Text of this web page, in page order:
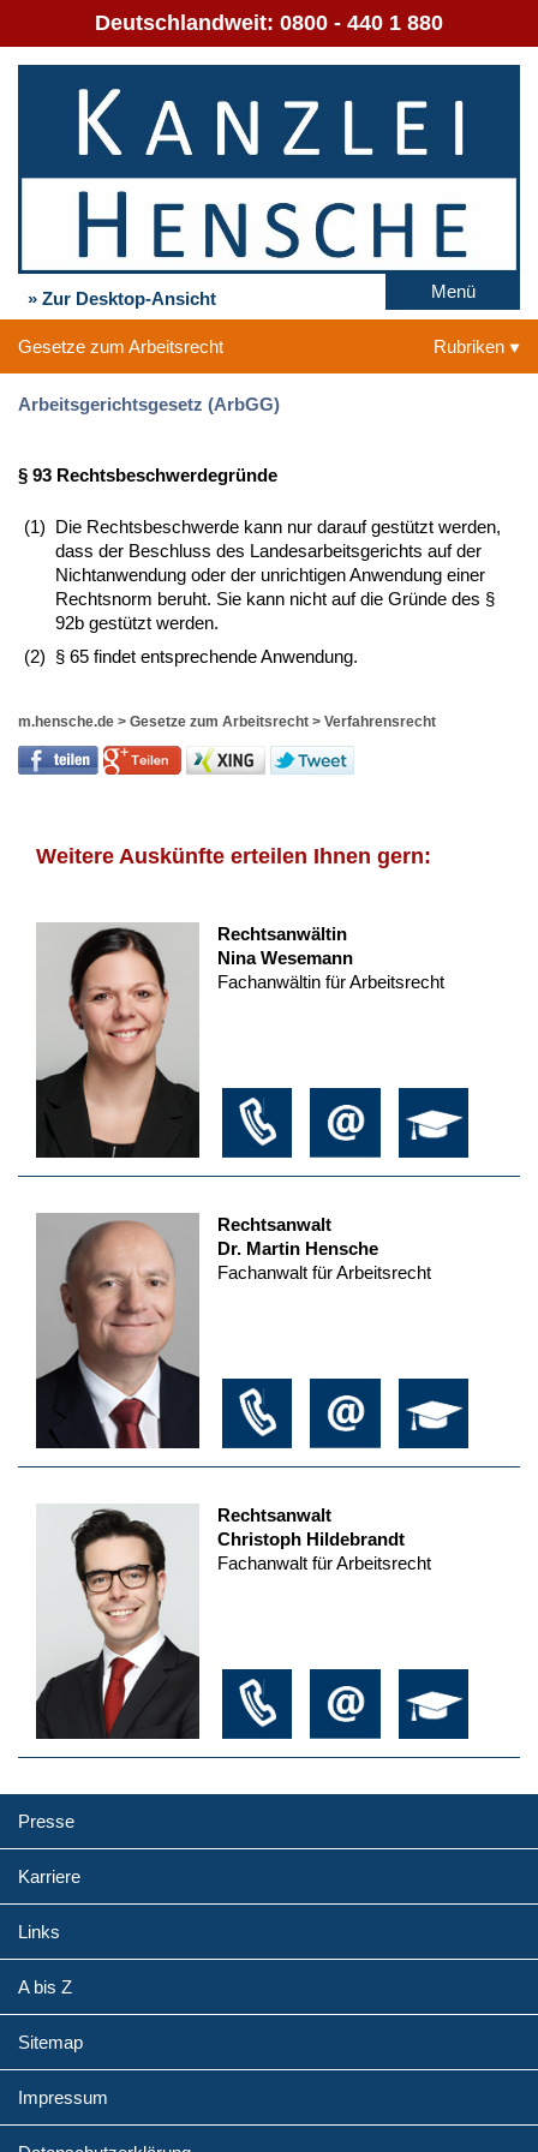
Deutschlandweit: 0800 - 440 1 880
» Zur Desktop-Ansicht Menü
Gesetze zum Arbeitsrecht Rubriken
Arbeitsgerichtsgesetz (ArbGG)
§ 93 Rechtsbeschwerdegründe
(1) Die Rechtsbeschwerde kann nur darauf gestützt werden,
dass der Beschluss des Landesarbeitsgerichts auf der
Nichtanwendung oder der unrichtigen Anwendung einer
Rechtsnorm beruht. Sie kann nicht auf die Gründe des §
92b gestützt werden.
(2) § 65 findet entsprechende Anwendung.
m.hensche.de > Gesetze zum Arbeitsrecht > Verfahrensrecht
Weitere Auskünfte erteilen Ihnen gern:
Rechtsanwältin
Nina Wesemann
Fachanwältin für Arbeitsrecht
Rechtsanwalt
Dr. Martin Hensche
Fachanwalt für Arbeitsrecht
Rechtsanwalt
Christoph Hildebrandt
Fachanwalt für Arbeitsrecht
Presse
Karriere
Links
A bis Z
Sitemap
Impressum